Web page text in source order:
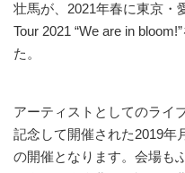
壮馬が、2021年春に東京・
Tour 2021 “We are in
た。
アーティストとしてのライ
記念して開催された2019年
の開催となります。会場も